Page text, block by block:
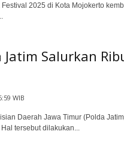
2025 di Kota Mojokerto
Salurkan
WIB
Daerah Jawa Timur (Polda
tersebut dilakukan...